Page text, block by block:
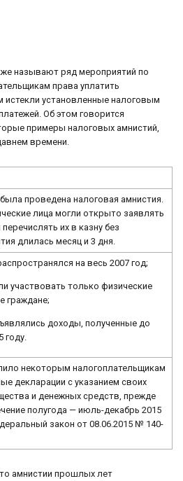
называют ряд мероприятий по
права уплатить
установленные налоговым
Об этом говорится
примеры налоговых амнистий,
времени.
проведена налоговая амнистия.
лица могли открыто заявлять
их в казну без
длилась месяц и 3 дня.
на весь 2007 год;
участвовать только физические
граждане;
доходы, полученные до
году.
некоторым налогоплательщикам
декларации с указанием своих
и денежных средств, прежде
полугода — июль-декабрь 2015
закон от 08.06.2015 № 140-
амнистии прошлых лет